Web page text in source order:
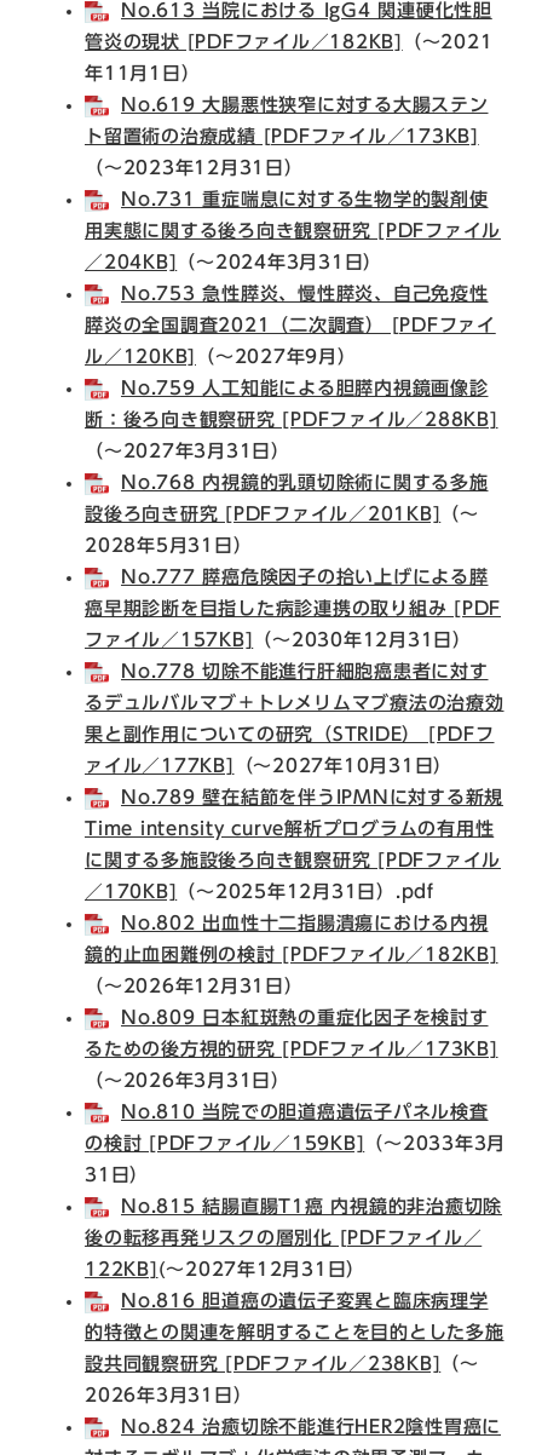
No.613 当院における IgG4 関連硬化性胆
管炎の現状 [PDFファイル／182KB]
（～2021
年11月1日）
No.619 大腸悪性狭窄に対する大腸ステン
ト留置術の治療成績 [PDFファイル／173KB]
（～2023年12月31日）
No.731 重症喘息に対する生物学的製剤使
用実態に関する後ろ向き観察研究 [PDFファイル
／204KB]
（～2024年3月31日）
No.753 急性膵炎、慢性膵炎、自己免疫性
膵炎の全国調査2021（二次調査） [PDFファイ
ル／120KB]
（～2027年9月）
No.759 人工知能による胆膵内視鏡画像診
断：後ろ向き観察研究 [PDFファイル／288KB]
（～2027年3月31日）
No.768 内視鏡的乳頭切除術に関する多施
設後ろ向き研究 [PDFファイル／201KB]
（～
2028年5月31日）
No.777 膵癌危険因子の拾い上げによる膵
癌早期診断を目指した病診連携の取り組み [PDF
ファイル／157KB]
（～2030年12月31日）​
No.778 切除不能進行肝細胞癌患者に対す
るデュルバルマブ＋トレメリムマブ療法の治療効
果と副作用についての研究（STRIDE） [PDFフ
ァイル／177KB]
（～2027年10月31日）
No.789 壁在結節を伴うIPMNに対する新規
Time intensity curve解析プログラムの有用性
に関する多施設後ろ向き観察研究 [PDFファイル
／170KB]
（～2025年12月31日）.pdf​
No.802 出血性十二指腸潰瘍における内視
鏡的止血困難例の検討 [PDFファイル／182KB]
（～2026年12月31日）
No.809 日本紅斑熱の重症化因子を検討す
るための後方視的研究 [PDFファイル／173KB]
（～2026年3月31日）
No.810 当院での胆道癌遺伝子パネル検査
の検討 [PDFファイル／159KB]
（～2033年3月
31日）
No.815 結腸直腸T1癌 内視鏡的非治癒切除
後の転移再発リスクの層別化 [PDFファイル／
122KB] (～2027年12月31日）
No.816 胆道癌の遺伝子変異と臨床病理学
的特徴との関連を解明することを目的とした多施
設共同観察研究 [PDFファイル／238KB]
（～
2026年3月31日）
No.824 治癒切除不能進行HER2陰性胃癌に